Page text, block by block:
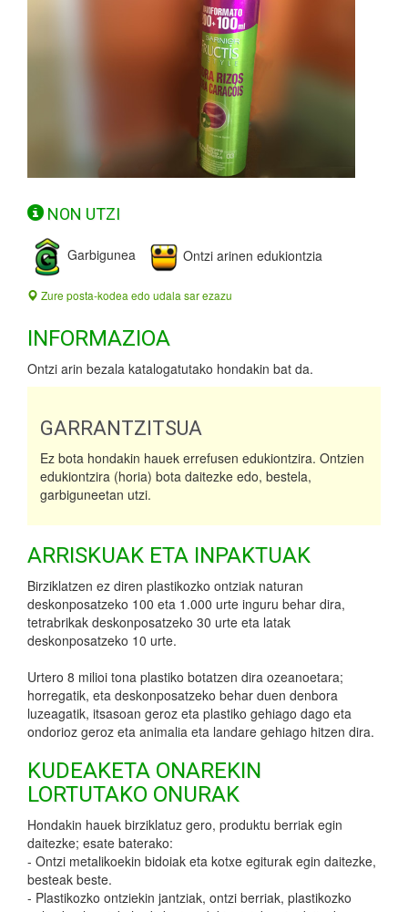
NON UTZI
Garbigunea Ontzi arinen edukiontzia
Zure posta-kodea edo udala sar ezazu
INFORMAZIOA
Ontzi arin bezala katalogatutako hondakin bat da.
GARRANTZITSUA
Ez bota hondakin hauek errefusen edukiontzira. Ontzien
edukiontzira (horia) bota daitezke edo, bestela,
garbiguneetan utzi.
ARRISKUAK ETA INPAKTUAK
Birziklatzen ez diren plastikozko ontziak naturan
deskonposatzeko 100 eta 1.000 urte inguru behar dira,
tetrabrikak deskonposatzeko 30 urte eta latak
deskonposatzeko 10 urte.
Urtero 8 milioi tona plastiko botatzen dira ozeanoetara;
horregatik, eta deskonposatzeko behar duen denbora
luzeagatik, itsasoan geroz eta plastiko gehiago dago eta
ondorioz geroz eta animalia eta landare gehiago hitzen dira.
KUDEAKETA ONAREKIN
LORTUTAKO ONURAK
Hondakin hauek birziklatuz gero, produktu berriak egin
daitezke; esate baterako:
- Ontzi metalikoekin bidoiak eta kotxe egiturak egin daitezke,
besteak beste.
- Plastikozko ontziekin jantziak, ontzi berriak, plastikozko